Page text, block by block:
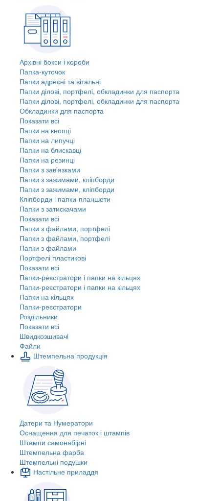
Архівні бокси і короби
Папка-куточок
Папки адресні та вітальні
Папки ділові, портфелі, обкладинки для паспорта
Папки ділові, портфелі, обкладинки для паспорта
Обкладинки для паспорта
Показати всі
Папки на кнопці
Папки на липучці
Папки на блискавці
Папки на резинці
Папки з зав'язками
Папки з зажимами, кліпборди
Папки з зажимами, кліпборди
Кліпборди і папки-планшети
Папки з затискачами
Показати всі
Папки з файлами, портфелі
Папки з файлами, портфелі
Папки з файлами
Портфелі пластикові
Показати всі
Папки-реєстратори і папки на кільцях
Папки-реєстратори і папки на кільцях
Папки на кільцях
Папки-реєстратори
Роздільники
Показати всі
Швидкозшивачi
Файли
Штемпельна продукція
Датери та Нумератори
Оснащення для печаток і штампів
Штампи самонабірні
Штемпельна фарба
Штемпельні подушки
Настільне приладдя